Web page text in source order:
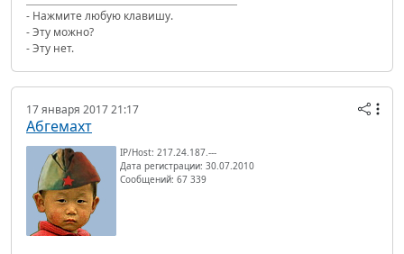
- Нажмите любую клавишу.
- Эту можно?
- Эту нет.
17 января 2017 21:17
Абгемахт
IP/Host: 217.24.187.---
Дата регистрации: 30.07.2010
Сообщений: 67 339